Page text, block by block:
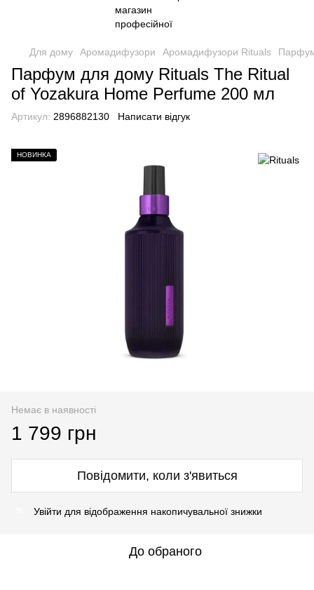
Для дому Аромадифузори Аромадифузори Rituals
Парфум для дому Rituals The Ritual
of Yozakura Home Perfume 200 мл
Артикул: 2896882130 Написати відгук
НОВИНКА
Немає в наявності
1 799 грн
Повідомити, коли з'явиться
Увійти для відображення накопичувальної знижки
До обраного